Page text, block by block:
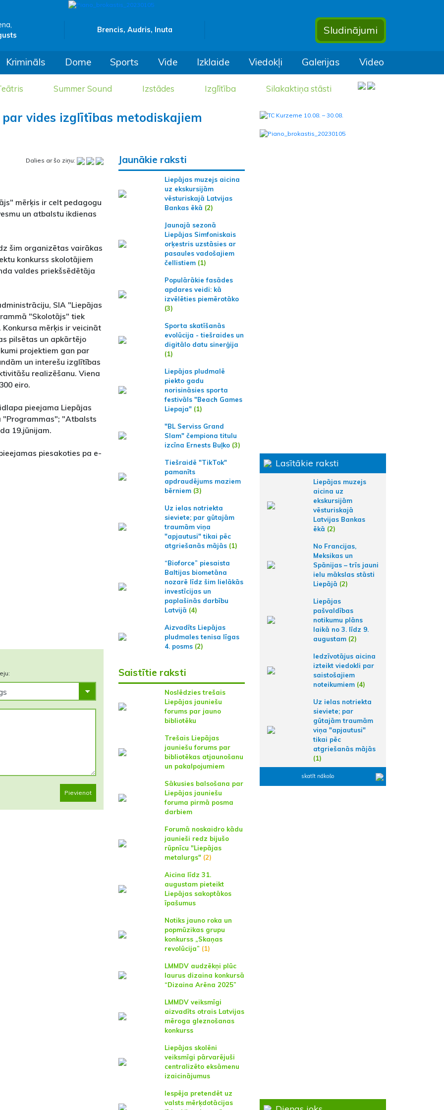
Brencis, Audris, Inuta Sludinājumi
Krimināls Dome Sports Vide Izklaide Viedokļi Galerijas Video
Summer Sound Izstādes Izglītība Silakaktiņa stāsti
vides izglītības metodiskajiem
Dalies ar šo ziņu:
mērķis ir celt pedagogu
un atbalstu ikdienas
šim organizētas vairākas
konkurss skolotājiem
valdes priekšsēdētāja
SIA "Liepājas
"Skolotājs" tiek
mērķis ir veicināt
pilsētas un apkārtējo
projektiem gan par
un interešu izglītības
realizēšanu. Viena
eiro.
pieejama Liepājas
"Atbalsts
19.jūnijam.
piesakoties pa e-
Pievienot
Jaunākie raksti
Liepājas muzejs aicina
uz ekskursijām
vēsturiskajā Latvijas
Bankas ēkā (2)
Jaunajā sezonā
Liepājas Simfoniskais
orķestris uzstāsies ar
pasaules vadošajiem
čellistiem(1)
Populārākie fasādes
apdares veidi: kā
izvēlēties piemērotāko
(3)
Sporta skatīšanās
evolūcija - tiešraides un
digitālo datu sinerģija
(1)
Liepājas pludmalē
piekto gadu
norisināsies sporta
festivāls "Beach Games
Liepaja"(1)
"BL Serviss Grand
Slam" čempiona titulu
izcīna Ernests Buļko(3)
Tiešraidē "TikTok"
pamanīts
apdraudējums maziem
bērniem(3)
Uz ielas notriekta
sieviete; par gūtajām
traumām viņa
"apjautusi" tikai pēc
atgriešanās mājās(1)
“Bioforce” piesaista
Baltijas biometāna
nozarē līdz šim lielākās
investīcijas un
paplašinās darbību
Latvijā (4)
Aizvadīts Liepājas
pludmales tenisa līgas
4. posms(2)
Saistītie raksti
Noslēdzies trešais
Liepājas jauniešu
forums par jauno
bibliotēku
Trešais Liepājas
jauniešu forums par
bibliotēkas atjaunošanu
un pakalpojumiem
Sākusies balsošana par
Liepājas jauniešu
foruma pirmā posma
darbiem
Forumā noskaidro kādu
jaunieši redz bijušo
rūpnīcu "Liepājas
metalurgs"(2)
Aicina līdz 31.
augustam pieteikt
Liepājas sakoptākos
īpašumus
Notiks jauno roka un
popmūzikas grupu
konkurss „Skaņas
revolūcija” (1)
LMMDV audzēkņi plūc
laurus dizaina konkursā
“Dizaina Arēna 2025”
LMMDV veiksmīgi
aizvadīts otrais Latvijas
mēroga gleznošanas
konkurss
Liepājas skolēni
veiksmīgi pārvarējuši
centralizēto eksāmenu
izaicinājumus
Iespēja pretendēt uz
valsts mērķdotācijas
Lasītākie raksti
Liepājas muzejs
aicina uz
ekskursijām
vēsturiskajā
Latvijas Bankas
ēkā (2)
No Francijas,
Meksikas un
Spānijas – trīs jauni
ielu mākslas stāsti
Liepājā (2)
Liepājas
pašvaldības
notikumu plāns
laikā no 3. līdz 9.
augustam (2)
Iedzīvotājus aicina
izteikt viedokli par
saistošajiem
noteikumiem (4)
Uz ielas notriekta
sieviete; par
gūtajām traumām
viņa "apjautusi"
tikai pēc
atgriešanās mājās
(1)
skatīt nākošo